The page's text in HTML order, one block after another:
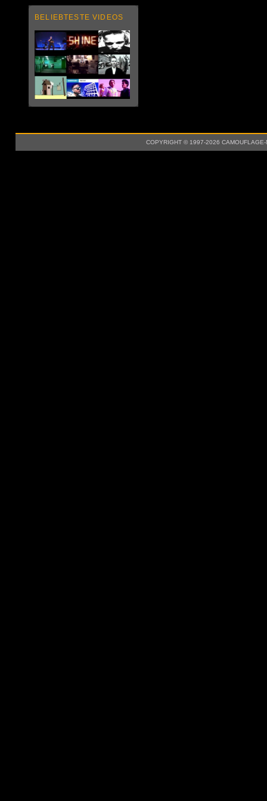
BELIEBTESTE VIDEOS
COPYRIGHT © 1997-2026 CAMOUFLAGE-